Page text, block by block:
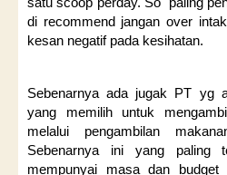
di recommend jangan over
kesan negatif pada kesihatan.
Sebenarnya ada jugak PT yg
yang memilih untuk
melalui pengambilan
Sebenarnya ini yang paling
mempunyai masa dan budget